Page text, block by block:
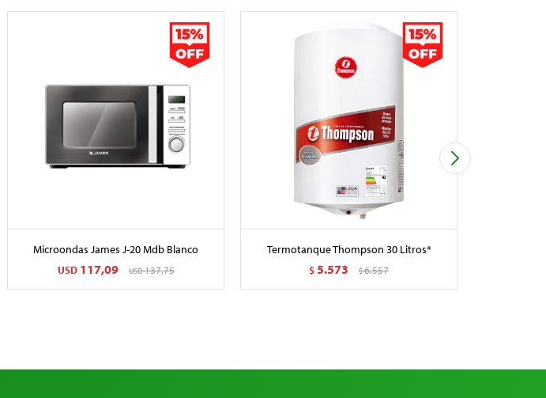
Microondas James J-20 Mdb Blanco
USD 117,09 USD137,75
Termotanque Thompson 30 Litros*
$5.573 $6.557